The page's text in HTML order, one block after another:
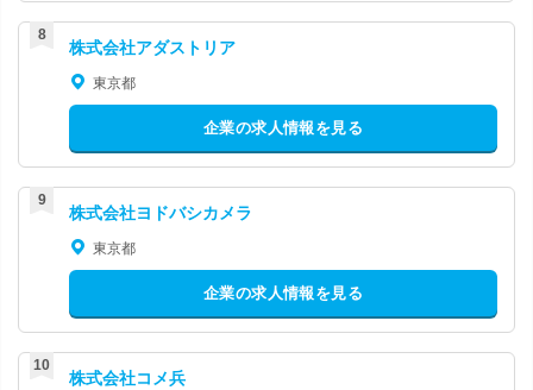
株式会社アダストリア
東京都
企業の求人情報を見る
株式会社ヨドバシカメラ
東京都
企業の求人情報を見る
株式会社コメ兵